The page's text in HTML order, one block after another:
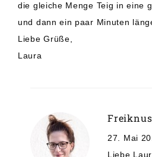
die gleiche Menge Teig in eine
und dann ein paar Minuten
Liebe Grüße,
Laura
27. Mai
Liebe